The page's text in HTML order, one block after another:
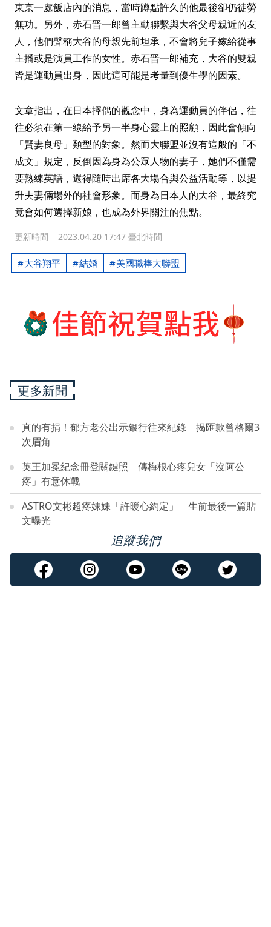
東京一處飯店內的消息，當時蹲點許久的他最後卻仍徒勞
無功。另外，赤石晋一郎曾主動聯繫與大谷父母親近的友
人，他們聲稱大谷的母親先前坦承，不會將兒子嫁給從事
主播或是演員工作的女性。赤石晋一郎補充，大谷的雙親
皆是運動員出身，因此這可能是考量到優生學的因素。
文章指出，在日本擇偶的觀念中，身為運動員的伴侶，往
往必須在第一線給予另一半身心靈上的照顧，因此會傾向
「賢妻良母」類型的對象。然而大聯盟並沒有這般的「不
成文」規定，反倒因為身為公眾人物的妻子，她們不僅需
要熟練英語，還得隨時出席各大場合與公益活動等，以提
升夫妻倆場外的社會形象。而身為日本人的大谷，最終究
竟會如何選擇新娘，也成為外界關注的焦點。
更新時間 2023.04.20 17:47 臺北時間
大谷翔平 結婚 美國職棒大聯盟
更多新聞
真的有捐！郁方老公出示銀行往來紀錄 揭匯款曾格爾3
次眉角
英王加冕紀念冊登關鍵照 傳梅根心疼兒女「沒阿公
疼」有意休戰
ASTRO文彬超疼妹妹「許暖心約定」 生前最後一篇貼
文曝光
追蹤我們